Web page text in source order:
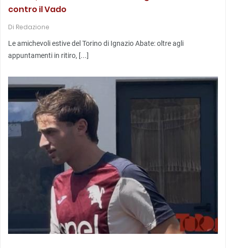
contro il Vado
Di Redazione
Le amichevoli estive del Torino di Ignazio Abate: oltre agli
appuntamenti in ritiro, [...]